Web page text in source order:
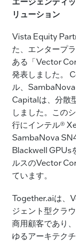
リューション
Vista Equity
た、エンタープ
ある「Vector
発表しました。
ル、
Capitalは、分散
しました。この
行にインテル®
SambaNova
Blackwell GPUs
ルスのVector
ています。
Together.aiは、
ジェント型クラ
商用顧客であり
ゆるアーキテク